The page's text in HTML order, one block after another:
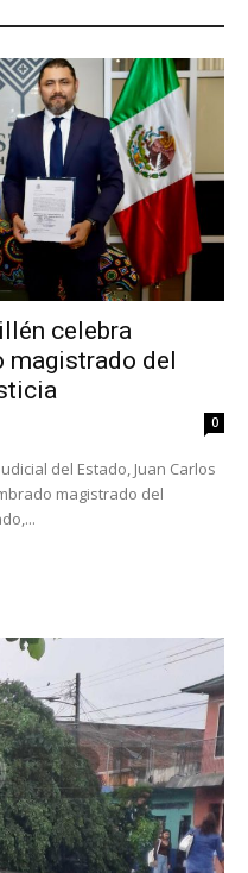
celebra
magistrado del
0
del Estado, Juan Carlos
magistrado del